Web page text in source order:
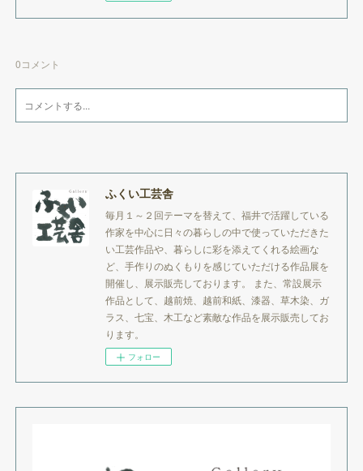
0コメント
ふくい工芸舎
毎月１～２回テーマを替えて、福井で活躍している
作家を中心に日々の暮らしの中で使っていただきた
い工芸作品や、暮らしに彩を添えてくれる絵画な
ど、手作りのぬくもりを感じていただける作品展を
開催し、展示販売しております。 また、常設展示
作品として、越前焼、越前和紙、漆器、草木染、ガ
ラス、七宝、木工など素敵な作品を展示販売してお
ります。
フォロー